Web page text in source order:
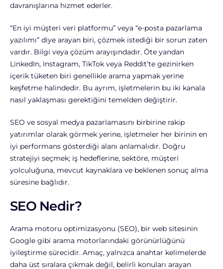
davranışlarına hizmet ederler.
“En iyi müşteri veri platformu” veya “e-posta pazarlama
yazılımı” diye arayan biri, çözmek istediği bir sorun zaten
vardır. Bilgi veya çözüm arayışındadır. Öte yandan
LinkedIn, Instagram, TikTok veya Reddit’te gezinirken
içerik tüketen biri genellikle arama yapmak yerine
keşfetme halindedir. Bu ayrım, işletmelerin bu iki kanala
nasıl yaklaşması gerektiğini temelden değiştirir.
SEO ve sosyal medya pazarlamasını birbirine rakip
yatırımlar olarak görmek yerine, işletmeler her birinin en
iyi performans gösterdiği alanı anlamalıdır. Doğru
stratejiyi seçmek; iş hedeflerine, sektöre, müşteri
yolculuğuna, mevcut kaynaklara ve beklenen sonuç alma
süresine bağlıdır.
SEO Nedir?
Arama motoru optimizasyonu (SEO), bir web sitesinin
Google gibi arama motorlarındaki görünürlüğünü
iyileştirme sürecidir. Amaç, yalnızca anahtar kelimelerde
daha üst sıralara çıkmak değil, belirli konuları arayan